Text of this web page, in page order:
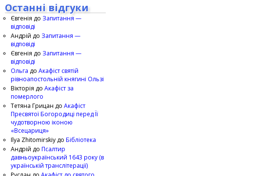
Останні відгуки
Євгенія до Запитання —
відповіді
Андрій до Запитання —
відповіді
Євгенія до Запитання —
відповіді
Ольга до Акафіст святій
рівноапостольній княгині Ользі
Вікторія до Акафіст за
померлого
Тетяна Грицан до Акафіст
Пресвятої Богородиці перед Її
чудотворною іконою
«Всецариця»
Ilya Zhitomirskiy до Бібліотека
Андрій до Псалтир
давньоукраїнський 1643 року (в
українській транслітерації)